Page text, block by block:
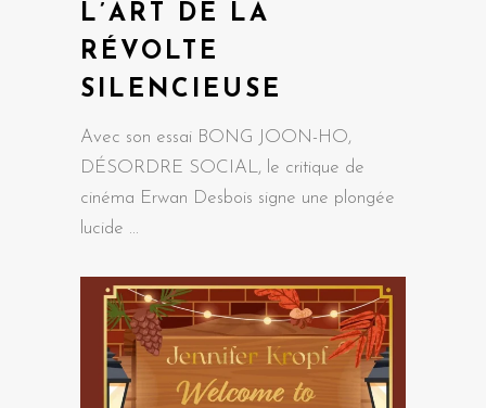
L’ART DE LA
RÉVOLTE
SILENCIEUSE
Avec son essai BONG JOON-HO,
DÉSORDRE SOCIAL, le critique de
cinéma Erwan Desbois signe une plongée
lucide